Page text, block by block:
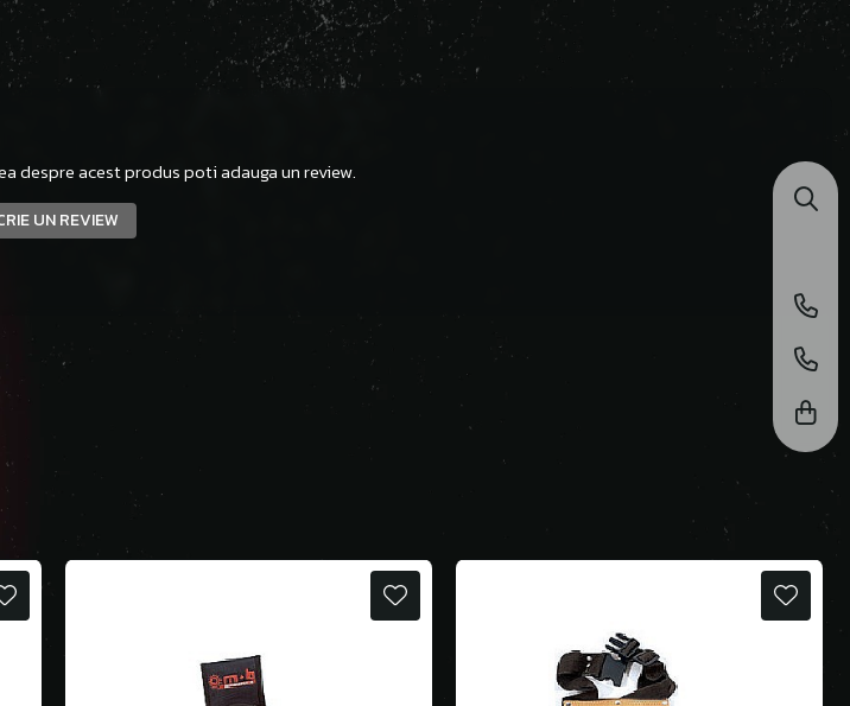
despre acest produs poti adauga un review.
UN REVIEW